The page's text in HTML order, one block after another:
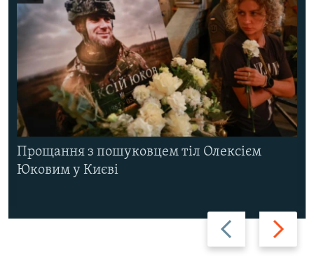
Назад Вперед
Прощання з пошуковцем тіл Олексієм
Юковим у Києві